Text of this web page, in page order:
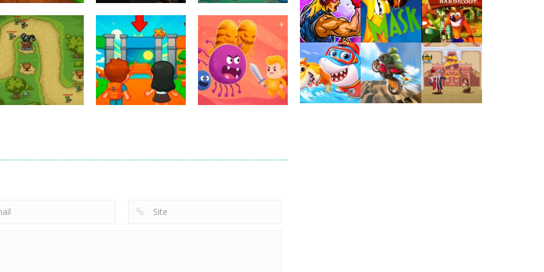
Bubble Blasters
154
SKYHILL: Escape
From the
Skyscraper!
133
Spot Differences
Bird Adventure
148
Jogaê Jogaê Jogaê
Jogaê Jogaê Jogaê